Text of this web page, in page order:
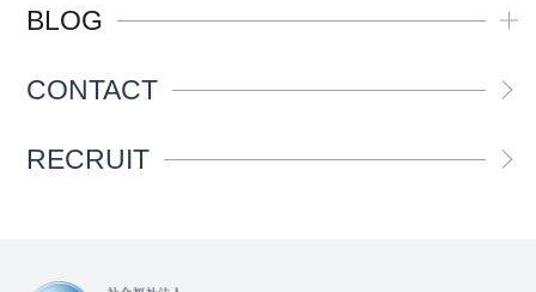
BLOG
CONTACT
RECRUIT